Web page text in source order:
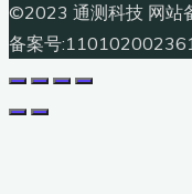
©2023 通测科技 网站
备案号